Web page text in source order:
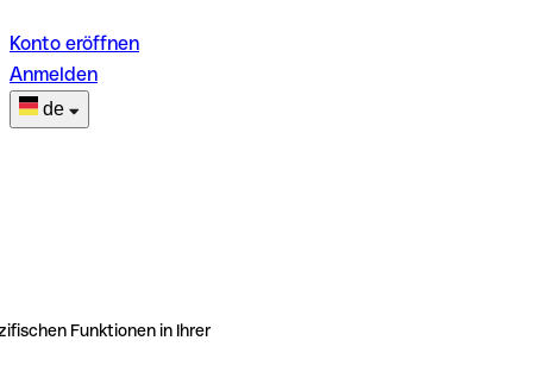
Konto eröffnen
Anmelden
de
Funktionen in Ihrer